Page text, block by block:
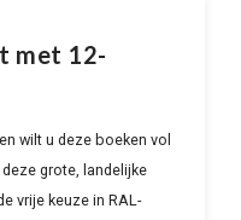
met 12-
wilt u deze boeken vol
grote, landelijke
vrije keuze in RAL-